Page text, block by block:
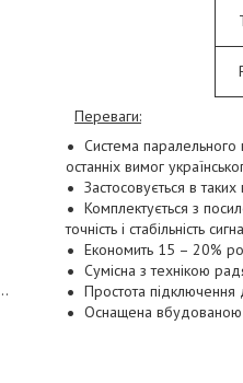
Переваги:
Система паралельного
останніх вимог
Застосовується в
Комплектується з
точність і стабільність
Економить 15 – 20%
Сумісна з технікою
Простота підключення
Оснащена вбудованою